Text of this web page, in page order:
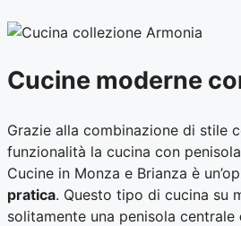
Cucine moderne
Grazie alla combinazione di stile
funzionalità la cucina con
Cucine in Monza e Brianza è
pratica. Questo tipo di cucina su
solitamente una penisola centrale